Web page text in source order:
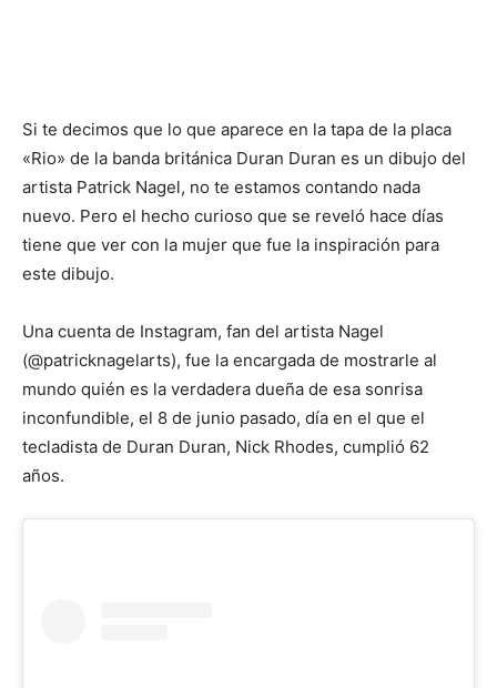
Si te decimos que lo que aparece en la tapa de la placa
«Rio» de la banda británica Duran Duran es un dibujo del
artista Patrick Nagel, no te estamos contando nada
nuevo. Pero el hecho curioso que se reveló hace días
tiene que ver con la mujer que fue la inspiración para
este dibujo.
Una cuenta de Instagram, fan del artista Nagel
(@patricknagelarts), fue la encargada de mostrarle al
mundo quién es la verdadera dueña de esa sonrisa
inconfundible, el 8 de junio pasado, día en el que el
tecladista de Duran Duran, Nick Rhodes, cumplió 62
años.